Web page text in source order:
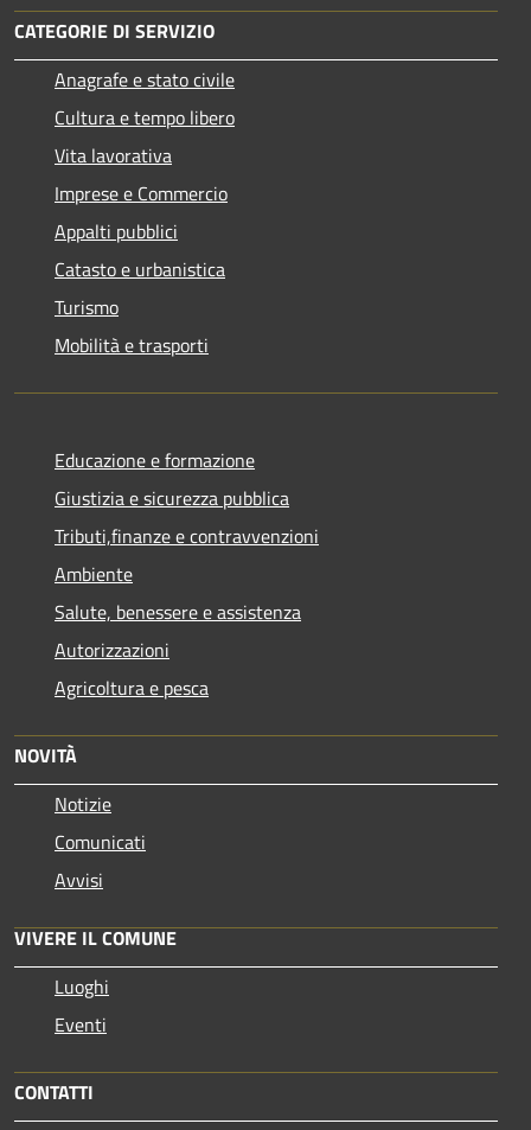
CATEGORIE DI SERVIZIO
Anagrafe e stato civile
Cultura e tempo libero
Vita lavorativa
Imprese e Commercio
Appalti pubblici
Catasto e urbanistica
Turismo
Mobilità e trasporti
Educazione e formazione
Giustizia e sicurezza pubblica
Tributi,finanze e contravvenzioni
Ambiente
Salute, benessere e assistenza
Autorizzazioni
Agricoltura e pesca
NOVITÀ
Notizie
Comunicati
Avvisi
VIVERE IL COMUNE
Luoghi
Eventi
CONTATTI